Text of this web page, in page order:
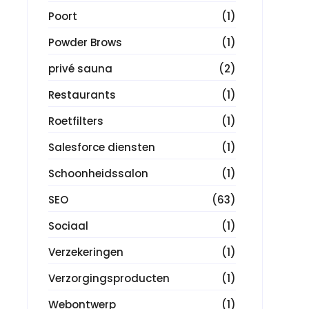
Poort
(1)
Powder Brows
(1)
privé sauna
(2)
Restaurants
(1)
Roetfilters
(1)
Salesforce diensten
(1)
Schoonheidssalon
(1)
SEO
(63)
Sociaal
(1)
Verzekeringen
(1)
Verzorgingsproducten
(1)
Webontwerp
(1)